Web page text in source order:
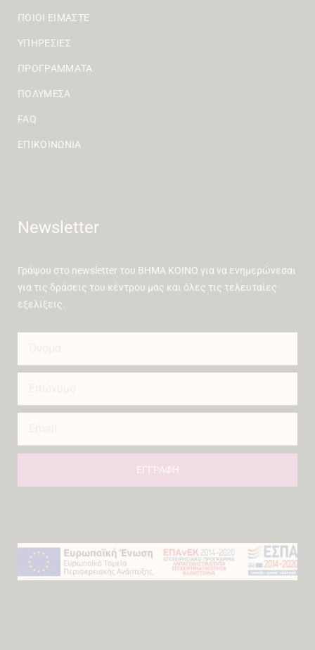
ΠΟΙΟΙ ΕΊΜΑΣΤΕ
ΥΠΗΡΕΣΊΕΣ
ΠΡΟΓΡΆΜΜΑΤΑ
ΠΟΛΥΜΈΣΑ
FAQ
ΕΠΙΚΟΙΝΩΝΊΑ
Newsletter
Γράψου στο newsletter του ΒΗΜΑ ΚΟΙΝΟ για να ενημερώνεσαι
για τις δράσεις του κέντρου μας και όλες τις τελευταίες
εξελίξεις.
ΕΓΓΡΑΦΗ